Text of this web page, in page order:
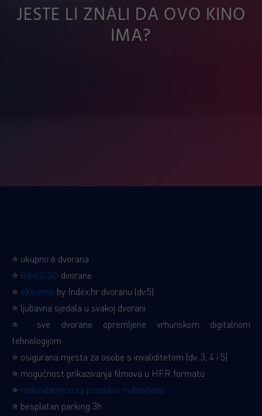
JESTE LI ZNALI DA OVO KINO
IMA?
⭐ ukupno 6 dvorana
⭐ RealD 3D dvorane
⭐ eXtreme by Index.hr dvoranu (dv.5)
⭐ ljubavna sjedala u svakoj dvorani
⭐ sve dvorane opremljene vrhunskom digitalnom
tehnologijom
⭐ osigurana mjesta za osobe s invaliditetom (dv. 3, 4 i 5)
⭐ mogućnost prikazivanja filmova u HFR formatu
⭐ rođendaonicu za proslavu rođendana
⭐ besplatan parking 3h